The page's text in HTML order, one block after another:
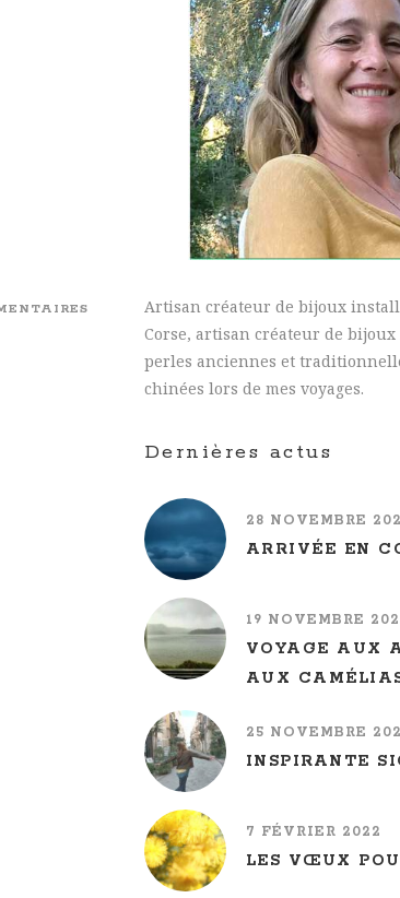
Artisan créateur de bijoux
Corse, artisan créateur de
perles anciennes et
chinées lors de mes voyages.
Dernières actus
28 NOVEMBRE
ARRIVÉE EN
19 NOVEMBRE
VOYAGE AUX
AUX
25 NOVEMBRE
INSPIRANTE
7 FÉVRIER 2022
LES VŒUX